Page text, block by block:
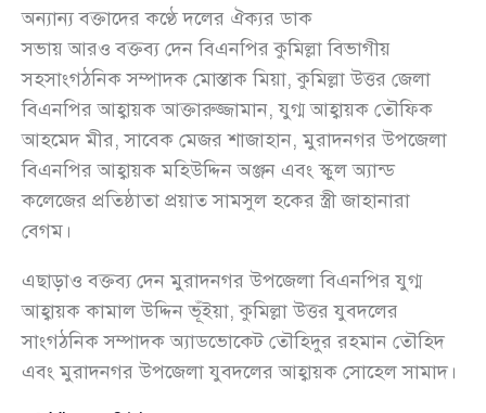
অন্যান্য বক্তাদের কণ্ঠে দলের ঐক্যর ডাক
সভায় আরও বক্তব্য দেন বিএনপির কুমিল্লা বিভাগীয়
সহসাংগঠনিক সম্পাদক মোস্তাক মিয়া, কুমিল্লা উত্তর জেলা
বিএনপির আহ্বায়ক আক্তারুজ্জামান, যুগ্ম আহ্বায়ক তৌফিক
আহমেদ মীর, সাবেক মেজর শাজাহান, মুরাদনগর উপজেলা
বিএনপির আহ্বায়ক মহিউদ্দিন অঞ্জন এবং স্কুল অ্যান্ড
কলেজের প্রতিষ্ঠাতা প্রয়াত সামসুল হকের স্ত্রী জাহানারা
বেগম।
এছাড়াও বক্তব্য দেন মুরাদনগর উপজেলা বিএনপির যুগ্ম
আহ্বায়ক কামাল উদ্দিন ভূঁইয়া, কুমিল্লা উত্তর যুবদলের
সাংগঠনিক সম্পাদক অ্যাডভোকেট তৌহিদুর রহমান তৌহিদ
এবং মুরাদনগর উপজেলা যুবদলের আহ্বায়ক সোহেল সামাদ।